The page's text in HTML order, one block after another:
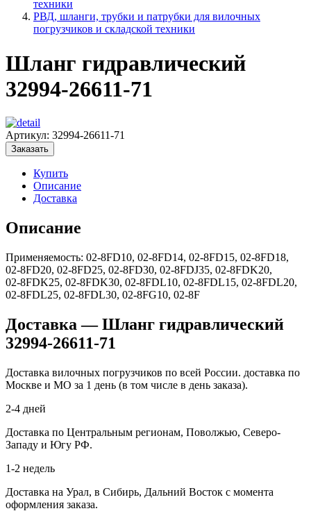
техники
РВД, шланги, трубки и патрубки для вилочных
погрузчиков и складской техники
Шланг гидравлический
32994-26611-71
Артикул: 32994-26611-71
Заказать
Купить
Описание
Доставка
Описание
Применяемость: 02‑8FD10, 02‑8FD14, 02‑8FD15, 02‑8FD18,
02‑8FD20, 02‑8FD25, 02‑8FD30, 02‑8FDJ35, 02‑8FDK20,
02‑8FDK25, 02‑8FDK30, 02‑8FDL10, 02‑8FDL15, 02‑8FDL20,
02‑8FDL25, 02‑8FDL30, 02‑8FG10, 02‑8F
Доставка — Шланг гидравлический
32994-26611-71
Доставка вилочных погрузчиков по всей России. доставка по
Москве и МО за 1 день (в том числе в день заказа).
2-4 дней
Доставка по Центральным регионам, Поволжью, Северо-
Западу и Югу РФ.
1-2 недель
Доставка на Урал, в Сибирь, Дальний Восток с момента
оформления заказа.